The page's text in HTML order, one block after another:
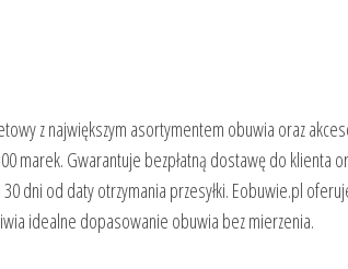
z największym asortymentem obuwia oraz
marek. Gwarantuje bezpłatną dostawę do klienta
dni od daty otrzymania przesyłki. Eobuwie.pl
idealne dopasowanie obuwia bez mierzenia.